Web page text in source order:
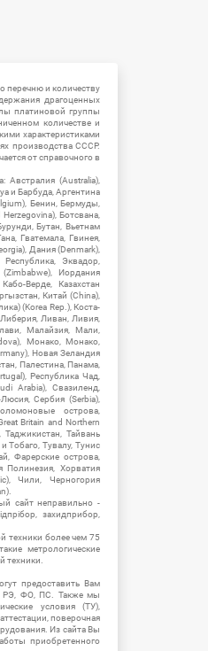
перечню и количеству
драгоценных
платиновой группы
количестве и
характеристиками
производства СССР.
от справочного в
(Australia),
и Барбуда, Аргентина
Бенин, Бермуды,
Ботсвана,
Бутан, Вьетнам
Гватемала, Гвинея,
Дания (Denmark),
Эквадор,
Иордания
Верде, Казахстан
Китай (China),
(Korea Rep.), Коста-
Ливан, Ливия,
Малайзия, Мали,
Монако, Монако,
Новая Зеландия
Палестина, Панама,
Республика Чад,
Arabia), Свазиленд,
Сербия (Serbia),
острова,
Britain and Northern
Тайвань
Тобаго, Тувалу, Тунис
Фарерские острова,
Полинезия, Хорватия
Чили, Черногория
сайт неправильно -
захидприбор,
техники более чем 75
метрологические
техники.
предоставить Вам
РЭ, ФО, ПС. Также мы
условия (ТУ),
поверочная
Из сайта Вы
приобретенного